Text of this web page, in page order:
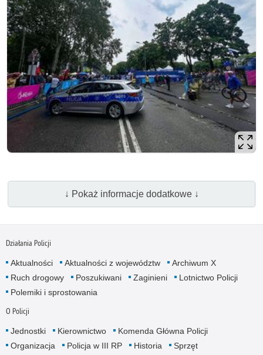
↓ Pokaż informacje dodatkowe ↓
Działania Policji
Aktualności Aktualności z województw
Archiwum X
Ruch drogowy
Poszukiwani Zaginieni
Lotnictwo Policji
Polemiki i sprostowania
O Policji
Jednostki Kierownictwo
Komenda Główna Policji
Organizacja
Policja w III RP Historia
Sprzęt